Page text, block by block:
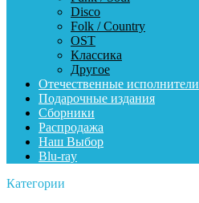
Disco
Folk / Country
OST
Классика
Другое
Отечественные исполнители
Подарочные издания
Сборники
Распродажа
Наш Выбор
Blu-ray
Категории